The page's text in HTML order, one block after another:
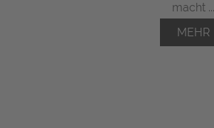
macht ...
MEHR